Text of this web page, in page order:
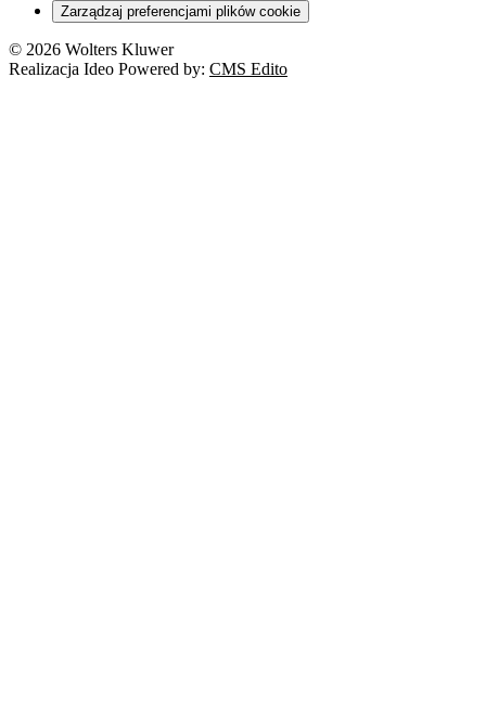
Zarządzaj preferencjami plików cookie
© 2026 Wolters Kluwer
Realizacja Ideo Powered by: CMS Edito